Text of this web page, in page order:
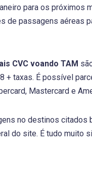
para os próximos
de passagens aéreas
CVC voando TAM
+ taxas. É possível
Mastercard e
no destinos
do site. É tudo muito